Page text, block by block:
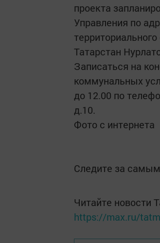
проекта
Управления по
Татарстан
Записаться на
коммунальных
до 12.00 по
д.10.
Фото с интернета
Следите за
Читайте новости
https://max.ru/